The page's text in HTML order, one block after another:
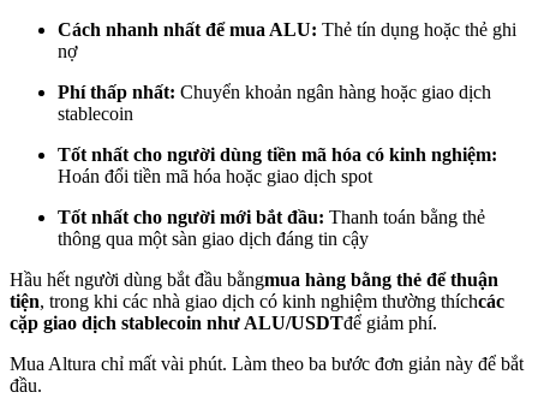
Trở thành Nhà giao dịch Sao chép
Tận hưởng chia sẻ lợi nhuận và hoa hồng giao dịch sao chép
Cách nhanh nhất để mua ALU: Thẻ tín dụng hoặc thẻ ghi
nợ
Phí thấp nhất: Chuyển khoản ngân hàng hoặc giao dịch
stablecoin
Tốt nhất cho người dùng tiền mã hóa có kinh nghiệm:
Hoán đổi tiền mã hóa hoặc giao dịch spot
Tốt nhất cho người mới bắt đầu: Thanh toán bằng thẻ
thông qua một sàn giao dịch đáng tin cậy
Hầu hết người dùng bắt đầu bằngmua hàng bằng thẻ để thuận
tiện, trong khi các nhà giao dịch có kinh nghiệm thường thíchcác
cặp giao dịch stablecoin như ALU/USDTđể giảm phí.
Mua Altura chỉ mất vài phút. Làm theo ba bước đơn giản này để bắt
đầu.